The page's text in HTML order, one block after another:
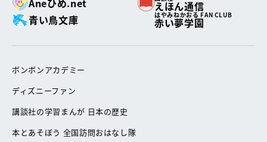
Aneひめ.net
えほん通信
青い鳥文庫
はやみねかおる FAN CLUB
赤い夢学園
ボンボンアカデミー
ディズニーファン
講談社の学習まんが 日本の歴史
本とあそぼう 全国訪問おはなし隊